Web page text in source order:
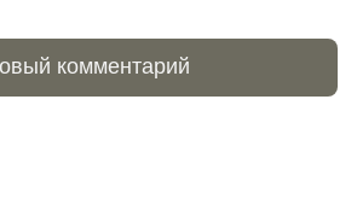
комментарий